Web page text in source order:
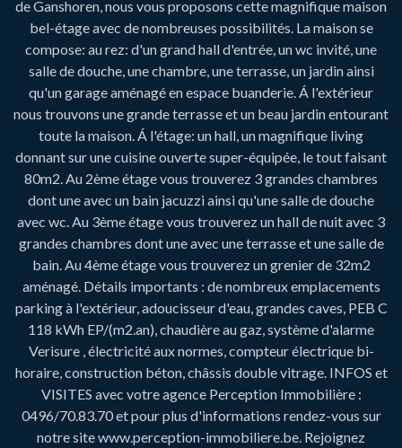
de Ganshoren, nous vous proposons cette magnifique maison
bel-étage avec de nombreuses possibilités. La maison se
compose: au rez: d'un grand hall d'entrée, un wc invité, une
salle de douche, une chambre, une terrasse, un jardin ainsi
qu'un garage aménagé en espace buanderie. Á l'extérieur
nous trouvons une grande terrasse et un beau jardin entourant
toute la maison. Á l'étage: un hall, un magnifique living
donnant sur une cuisine ouverte super-équipée, le tout faisant
80m2. Au 2ème étage vous trouverez 3 grandes chambres
dont une avec un bain jacuzzi ainsi qu'une salle de douche
avec wc. Au 3ème étage vous trouverez un hall de nuit avec 3
grandes chambres dont une avec une terrasse et une salle de
bain. Au 4ème étage vous trouverez un grenier de 32m2
aménagé. Détails importants : de nombreux emplacements
parking à l'extérieur, adoucisseur d'eau, grandes caves, PEB C
118 kWh EP/(m2.an), chaudière au gaz, système d'alarme
Verisure , électricité aux normes, compteur électrique bi-
horaire, construction béton, châssis double vitrage. INFOS et
VISITES avec votre agence Perception Immobilière :
0496/70.83.70 et pour plus d'informations rendez-vous sur
notre site www.perception-immobiliere.be. Rejoignez